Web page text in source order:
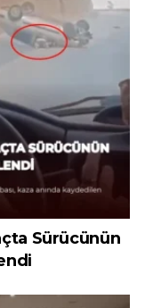
Sürücünün